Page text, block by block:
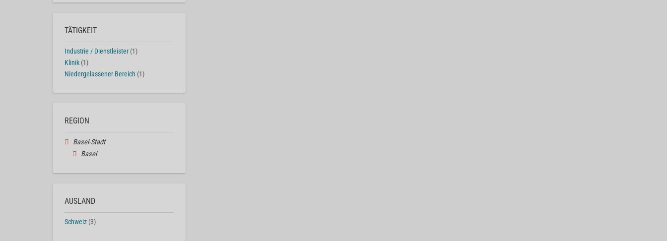
TÄTIGKEIT
Industrie / Dienstleister (1)
Klinik (1)
Niedergelassener Bereich (1)
REGION
Basel-Stadt
Basel
AUSLAND
Schweiz (3)